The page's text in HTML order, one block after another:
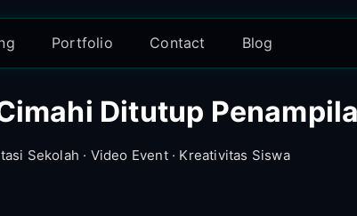
Portfolio Contact Blog
Ditutup
Sekolah · Video Event · Kreativitas Siswa